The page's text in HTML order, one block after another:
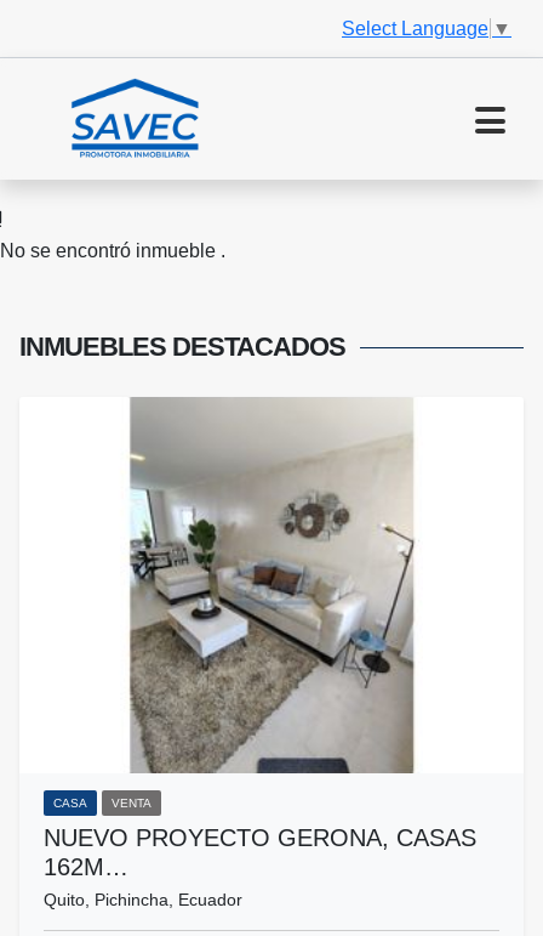
Select Language ▼
No se encontró inmueble .
INMUEBLES DESTACADOS
CASA VENTA
NUEVO PROYECTO GERONA, CASAS
162M…
Quito, Pichincha, Ecuador